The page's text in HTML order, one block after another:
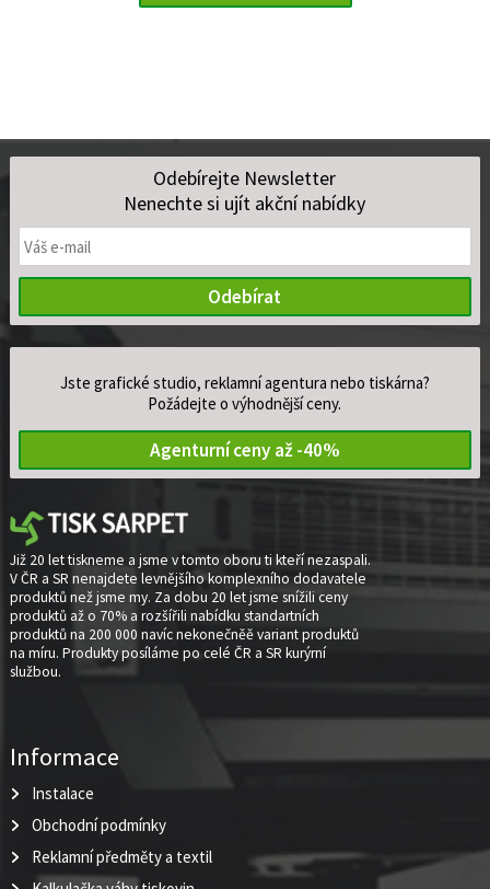
Odebírejte Newsletter
Nenechte si ujít akční nabídky
Odebírat
Jste grafické studio, reklamní agentura nebo tiskárna?
Požádejte o výhodnější ceny.
Agenturní ceny až -40%
Již 20 let tiskneme a jsme v tomto oboru ti kteří nezaspali.
V ČR a SR nenajdete levnějšího komplexního dodavatele
produktů než jsme my. Za dobu 20 let jsme snížili ceny
produktů až o 70% a rozšířili nabídku standartních
produktů na 200 000 navíc nekonečněě variant produktů
na míru. Produkty posíláme po celé ČR a SR kurýrní
službou.
Informace
Instalace
Obchodní podmínky
Reklamní předměty a textil